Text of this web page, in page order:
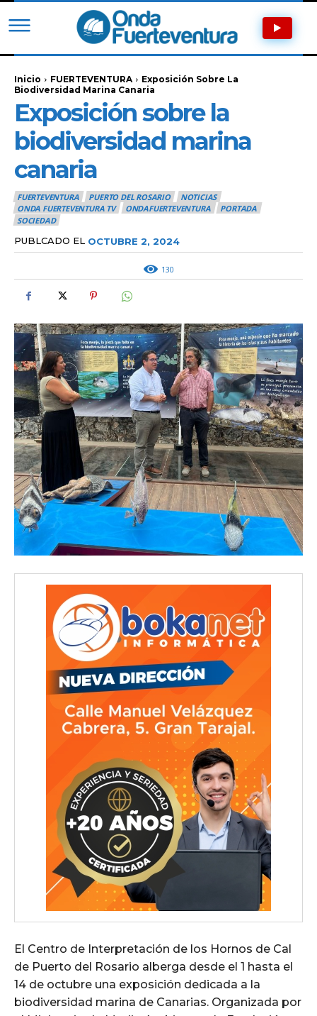
Inicio FUERTEVENTURA
Exposición Sobre La
Biodiversidad Marina Canaria
Exposición sobre la
biodiversidad marina
canaria
FUERTEVENTURA PUERTO DEL ROSARIO
NOTICIAS
ONDA FUERTEVENTURA TV
ONDAFUERTEVENTURA
PORTADA
SOCIEDAD
PUBLCADO EL OCTUBRE 2, 2024
130
El Centro de Interpretación de los Hornos de Cal
de Puerto del Rosario alberga desde el 1 hasta el
14 de octubre una exposición dedicada a la
biodiversidad marina de Canarias. Organizada por